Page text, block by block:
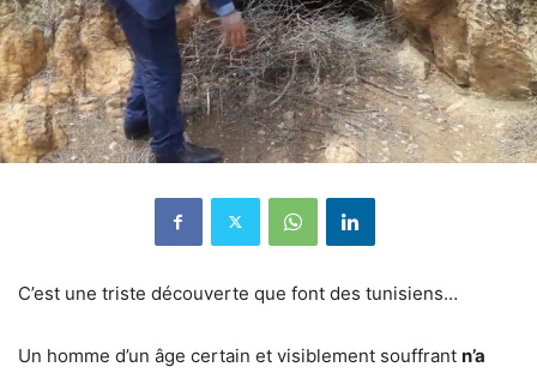
C’est une triste découverte que font des tunisiens…
Un homme d’un âge certain et visiblement souffrant n’a